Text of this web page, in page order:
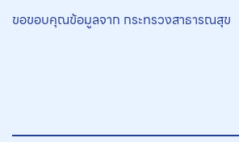
ขอขอบคุณข้อมูลจาก กระทรวงสาธารณสุข